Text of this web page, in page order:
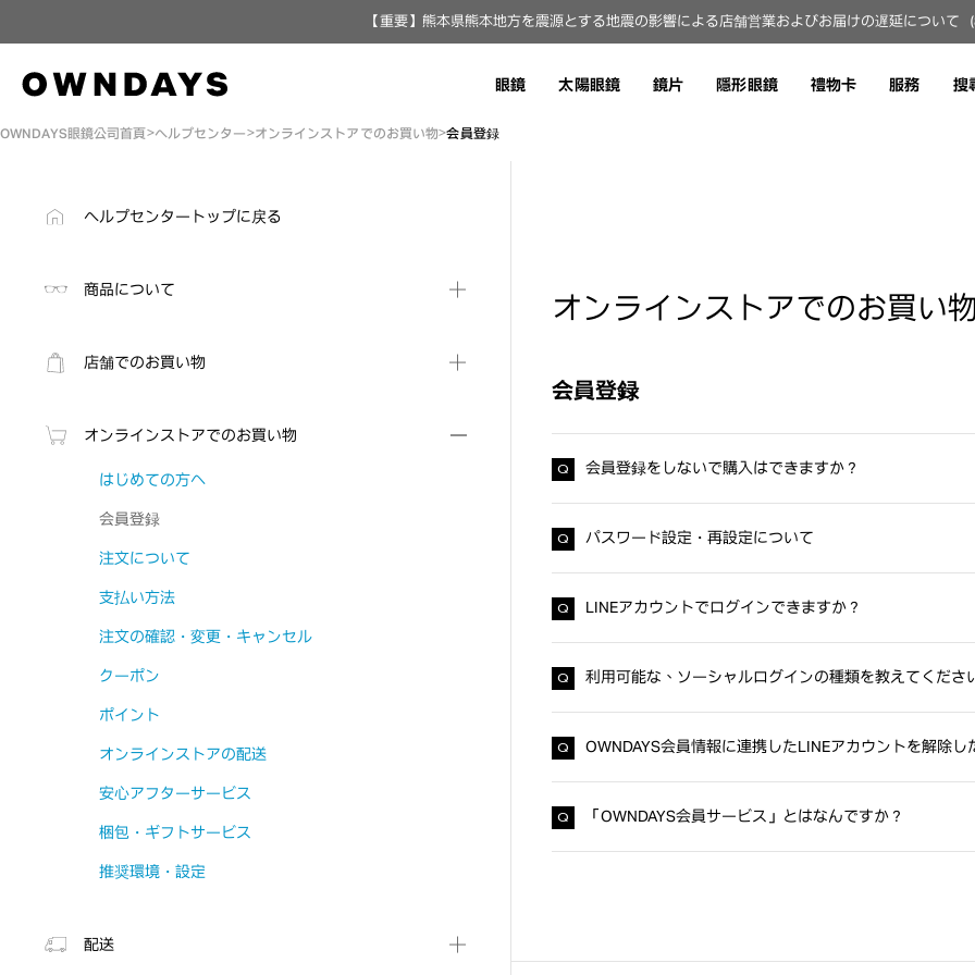
【重要】熊本県熊本地方を震源とする地震の影響による店舗営業およびお届けの遅延について
眼鏡 太陽眼鏡 鏡片 隱形眼鏡 禮物卡 服務 搜
OWNDAYS眼鏡公司首頁 ヘルプセンター オンラインストアでのお買い物 会員登録
オンラインストアでのお買い物
会員登録
会員登録をしないで購入はできますか？
パスワード設定・再設定について
LINEアカウントでログインできますか？
利用可能な、ソーシャルログインの種類を教えてくださ
OWNDAYS会員情報に連携したLINEアカウントを解除し
「OWNDAYS会員サービス」とはなんですか？
ヘルプセンタートップに戻る
商品について
店舗でのお買い物
オンラインストアでのお買い物
はじめての方へ
会員登録
注文について
支払い方法
注文の確認・変更・キャンセル
クーポン
ポイント
オンラインストアの配送
安心アフターサービス
梱包・ギフトサービス
推奨環境・設定
配送